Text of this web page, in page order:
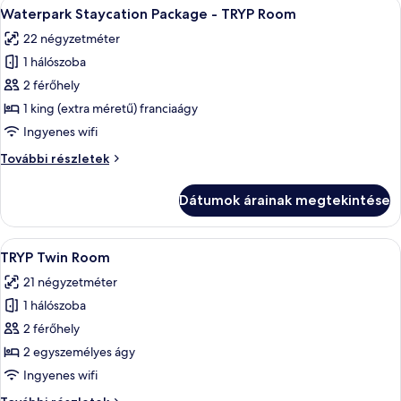
következő
szoba
összes
képének
megtekintése:
Waterpark
Package
Room
10
Waterpark Staycation Package - TRYP Room
22 négyzetméter
1 hálószoba
2 férőhely
1 king (extra méretű) franciaágy
Ingyenes wifi
További részletek
Waterpark
TRYP
Room
további
Dátumok árainak megtekintése
A
következő
szoba
összes
képének
megtekintése:
TRYP
Egy szállodai szoba két ággyal,
6
TRYP Twin Room
21 négyzetméter
1 hálószoba
2 férőhely
2 egyszemélyes ágy
Ingyenes wifi